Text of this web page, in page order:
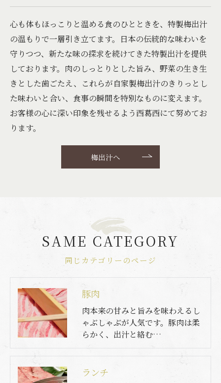
心も体もほっこりと温める食のひとときを、特製梅出汁
の温もりで一層引き立てます。日本の伝統的な味わいを
守りつつ、新たな味の探求を続けてきた特製出汁を提供
しております。肉のしっとりとした旨み、野菜の生き生
きとした歯ごたえ、これらが自家製梅出汁のきりっとし
た味わいと合い、食事の瞬間を特別なものに変えます。
お客様の心に深い印象を残せるよう西葛西にて努めてお
ります。
梅出汁へ
同じカテゴリーのページ
SAME CATEGORY
豚肉
肉本来の甘みと旨みを味わえるし
ゃぶしゃぶが人気です。豚肉は柔
らかく、出汁と絡む…
ランチ